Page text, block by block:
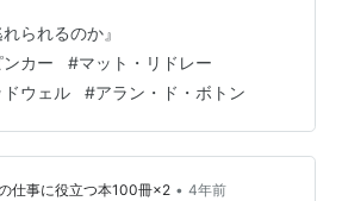
ーマに、「人類の明日」を科学・歴
面から解き明かしています。まさ
すね。 本書の帯 本書の帯には、
時発売！」「世界最高峰の知性が語
は。」「スティーブン・ピンカー
」「マルコム・グラッドウェル
られるのか』
カー #マット・リドレー
ウェル #アラン・ド・ボトン
仕事に役立つ本100冊×2 • 4年前